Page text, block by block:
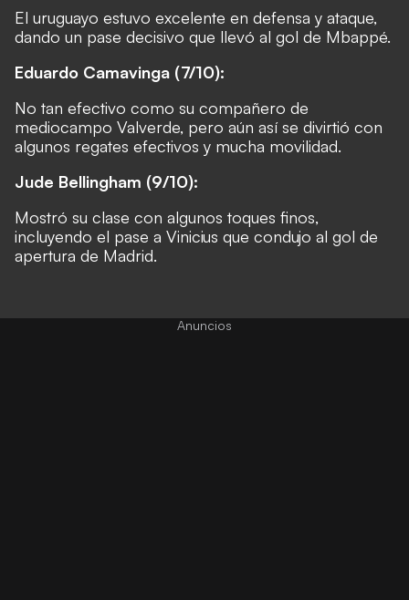
El uruguayo estuvo excelente en defensa y ataque,
dando un pase decisivo que llevó al gol de Mbappé.
Eduardo Camavinga (7/10):
No tan efectivo como su compañero de
mediocampo Valverde, pero aún así se divirtió con
algunos regates efectivos y mucha movilidad.
Jude Bellingham (9/10):
Mostró su clase con algunos toques finos,
incluyendo el pase a Vinicius que condujo al gol de
apertura de Madrid.